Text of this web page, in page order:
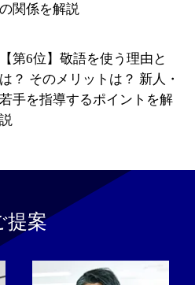
の関係を解説
【第6位】敬語を使う理由と
は？ そのメリットは？ 新人・
若手を指導するポイントを解
説
提案